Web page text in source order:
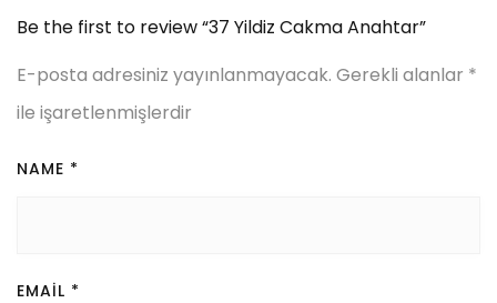
Be the first to review “37 Yildiz Cakma Anahtar”
E-posta adresiniz yayınlanmayacak. Gerekli alanlar *
ile işaretlenmişlerdir
NAME *
EMAIL *